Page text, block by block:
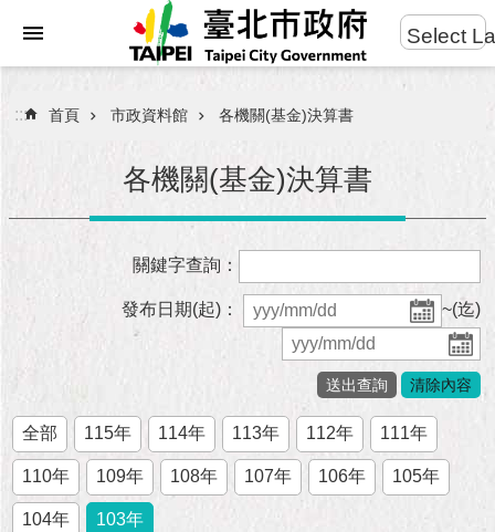
進
搜
市
團
隊
市
政
Select
::: 首頁 市政資料館 各機關(基金)決算書
各機關(基金)決算書
關鍵字查詢：
發布日期(起)： ~(迄)
全部 115年 114年 113年 112年 111年
110年 109年 108年 107年 106年 105年
104年 103年